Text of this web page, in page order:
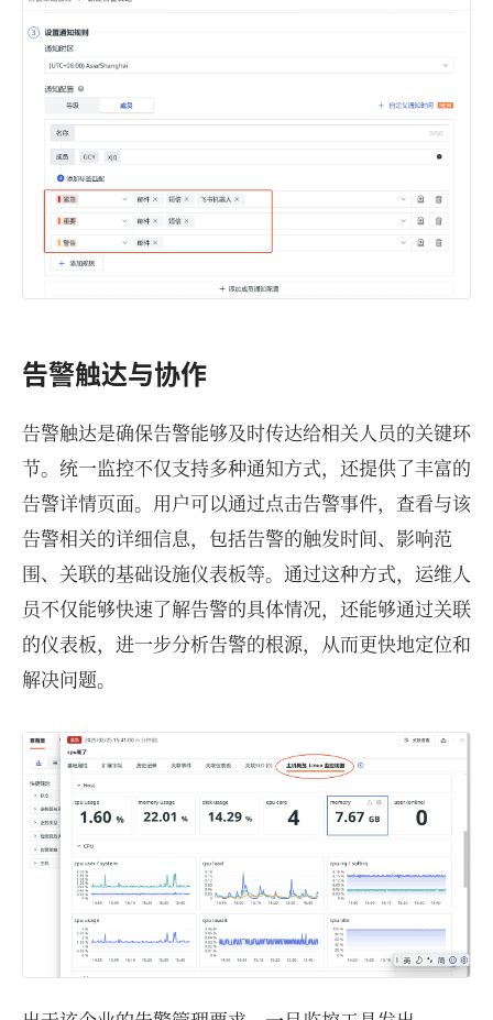
告警触达与协作
告警触达是确保告警能够及时传达给相关人员的关键环
节。统一监控不仅支持多种通知方式，还提供了丰富的
告警详情页面。用户可以通过点击告警事件，查看与该
告警相关的详细信息，包括告警的触发时间、影响范
围、关联的基础设施仪表板等。通过这种方式，运维人
员不仅能够快速了解告警的具体情况，还能够通过关联
的仪表板，进一步分析告警的根源，从而更快地定位和
解决问题。